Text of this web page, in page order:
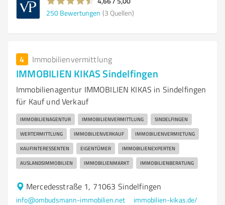
250 Bewertungen (3 Quellen)
4 Immobilienvermittlung
IMMOBILIEN KIKAS Sindelfingen
Immobilienagentur IMMOBILIEN KIKAS in Sindelfingen
für Kauf und Verkauf
IMMOBILIENAGENTUR IMMOBILIENVERMITTLUNG SINDELFINGEN
WERTERMITTLUNG IMMOBILIENVERKAUF IMMOBILIENVERMIETUNG
KAUFINTERESSENTEN EIGENTÜMER IMMOBILIENEXPERTEN
AUSLANDSIMMOBILIEN IMMOBILIENMARKT IMMOBILIENBERATUNG
Mercedesstraße 1, 71063 Sindelfingen
info@ombudsmann-immobilien.net immobilien-kikas.de/